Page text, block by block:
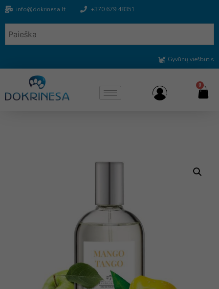
info@dokrinesa.lt +370 679 48351
Gyvūnų viešbutis
0